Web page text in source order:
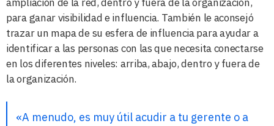
para ganar visibilidad e influencia. También le aconsejó
trazar un mapa de su esfera de influencia para ayudar a
identificar a las personas con las que necesita conectarse
en los diferentes niveles: arriba, abajo, dentro y fuera de
la organización.
«A menudo, es muy útil acudir a tu gerente o a